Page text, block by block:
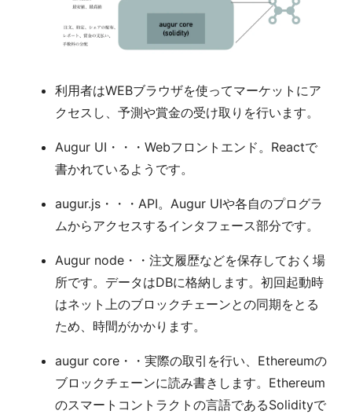
利用者はWEBブラウザを使ってマーケットにア
クセスし、予測や賞金の受け取りを行います。
Augur UI・・・Webフロントエンド。Reactで
書かれているようです。
augur.js・・・API。Augur UIや各自のプログラ
ムからアクセスするインタフェース部分です。
Augur node・・注文履歴などを保存しておく場
所です。データはDBに格納します。初回起動時
はネット上のブロックチェーンとの同期をとる
ため、時間がかかります。
augur core・・実際の取引を行い、Ethereumの
ブロックチェーンに読み書きします。Ethereum
のスマートコントラクトの言語であるSolidityで